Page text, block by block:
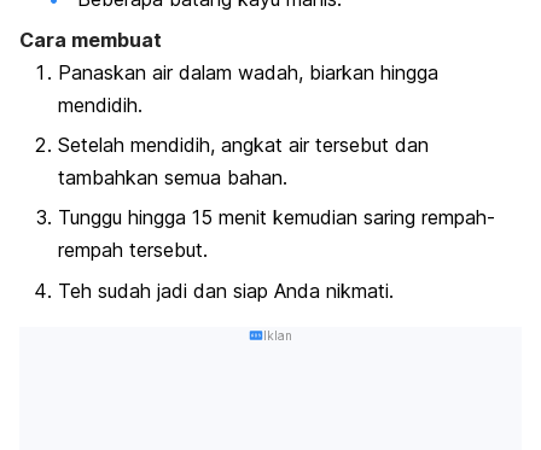
Cara membuat
Panaskan air dalam wadah, biarkan hingga
mendidih.
Setelah mendidih, angkat air tersebut dan
tambahkan semua bahan.
Tunggu hingga 15 menit kemudian saring rempah-
rempah tersebut.
Teh sudah jadi dan siap Anda nikmati.
Iklan